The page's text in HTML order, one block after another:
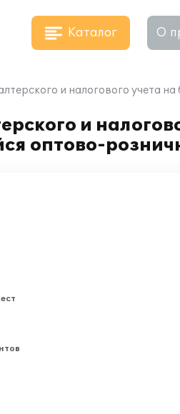
Каталог О
и налогового учета
и
оптово-